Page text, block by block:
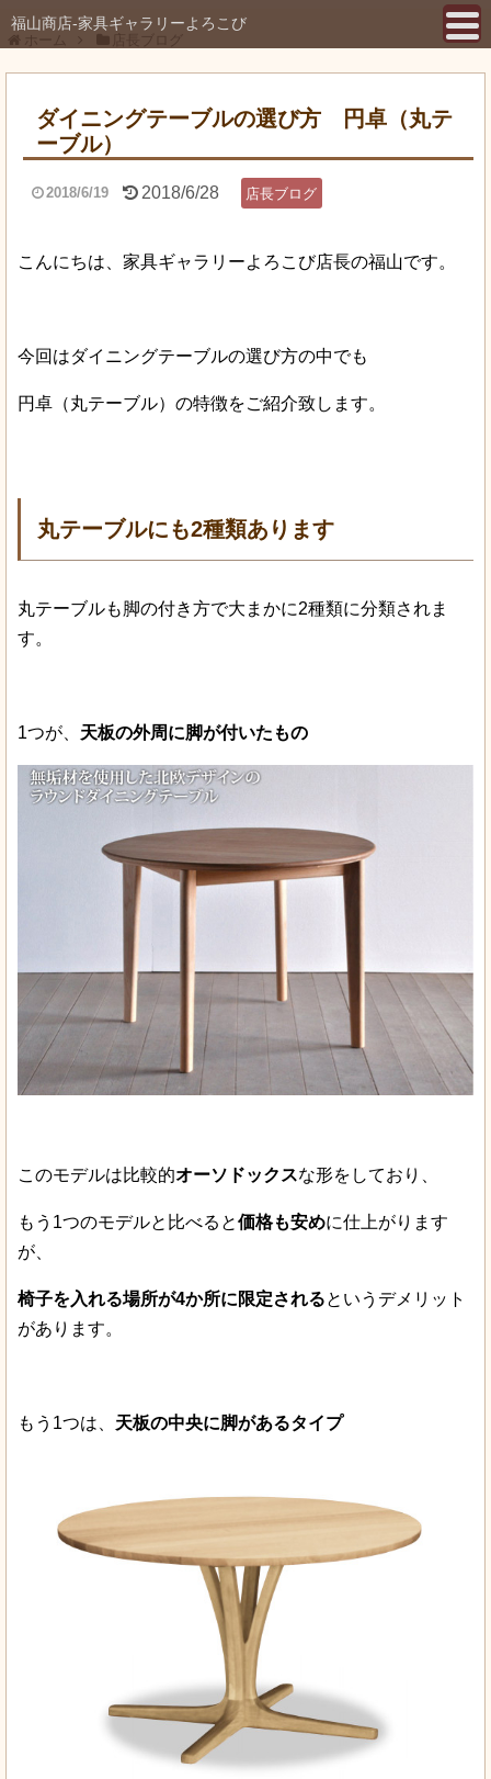
福山商店-家具ギャラリーよろこび
ホーム 店長ブログ
ダイニングテーブルの選び方 円卓（丸テ
ーブル）
2018/6/19 2018/6/28 店長ブログ
こんにちは、家具ギャラリーよろこび店長の福山です。
今回はダイニングテーブルの選び方の中でも
円卓（丸テーブル）の特徴をご紹介致します。
丸テーブルにも2種類あります
丸テーブルも脚の付き方で大まかに2種類に分類されま
す。
1つが、 天板の外周に脚が付いたもの
このモデルは比較的オーソドックスな形をしており、
もう1つのモデルと比べると価格も安めに仕上がります
が、
椅子を入れる場所が4か所に限定されるというデメリット
があります。
もう1つは、 天板の中央に脚があるタイプ